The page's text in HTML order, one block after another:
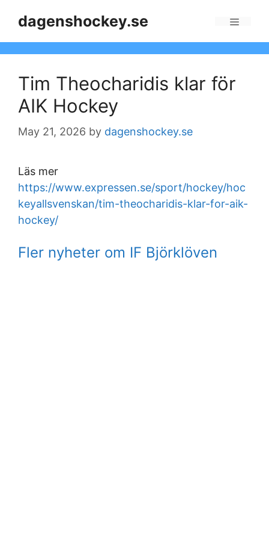
dagenshockey.se
Tim Theocharidis klar för
AIK Hockey
May 21, 2026 by dagenshockey.se
Läs mer
https://www.expressen.se/sport/hockey/hoc
keyallsvenskan/tim-theocharidis-klar-for-aik-
hockey/
Fler nyheter om IF Björklöven